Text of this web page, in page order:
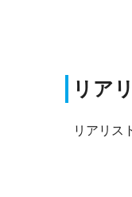
リア
リアリス